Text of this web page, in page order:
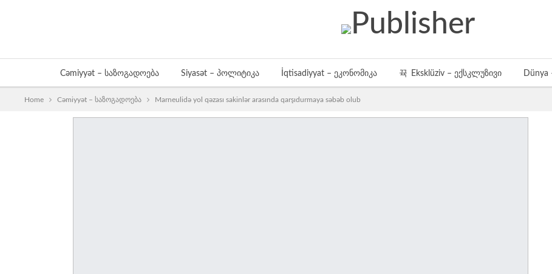
Cəmiyyət – საზოგადოება Siyasət – პოლიტიკა İqtisadiyyat – ეკონომიკა Eksklüziv – ექსკლუზივი
Home Cəmiyyət – საზოგადოება Marneulidə yol qəzası sakinlər arasında qarşıdurmaya səbəb olub